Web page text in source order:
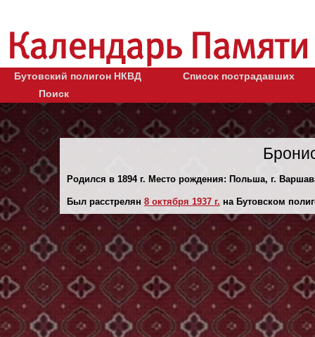
Бутовский полигон НКВД
Список пострадавших
Поиск
Родился в 1894 г. Место рождения: Польша, г.
Был расстрелян 8 октября 1937 г. на Бутовском